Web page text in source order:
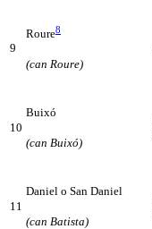
9
Roure8
(can Roure)
10
Buixó
(can Buixó)
11
Daniel o San Daniel
(can Batista)